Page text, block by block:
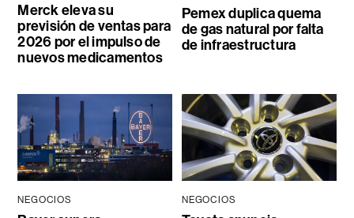
Merck eleva su
previsión de ventas para
2026 por el impulso de
nuevos medicamentos
Pemex duplica quema
de gas natural por falta
de infraestructura
NEGOCIOS NEGOCIOS